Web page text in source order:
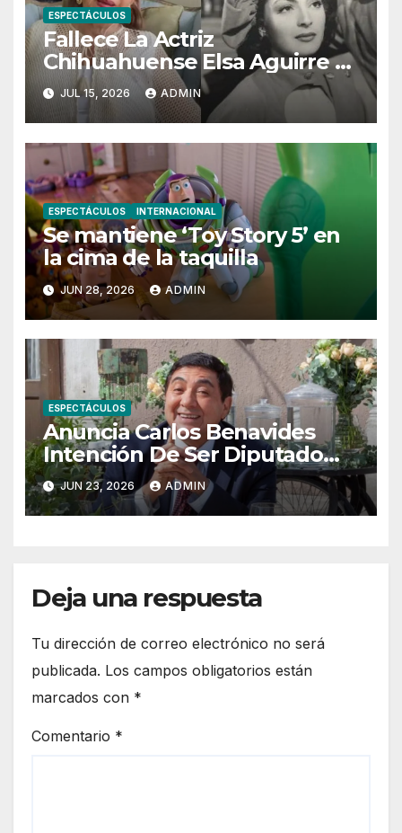
ESPECTÁCULOS
Fallece La Actriz
Chihuahuense Elsa Aguirre A
Los 95 Años
JUL 15, 2026 ADMIN
ESPECTÁCULOS INTERNACIONAL
Se mantiene ‘Toy Story 5’ en
la cima de la taquilla
JUN 28, 2026 ADMIN
ESPECTÁCULOS
Anuncia Carlos Benavides
Intención De Ser Diputado
Federal Por Morena
JUN 23, 2026 ADMIN
Deja una respuesta
Tu dirección de correo electrónico no será
publicada. Los campos obligatorios están
marcados con *
Comentario *